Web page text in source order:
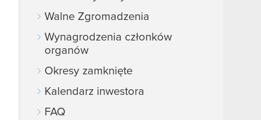
Walne Zgromadzenia
Wynagrodzenia członków
organów
Okresy zamknięte
Kalendarz inwestora
FAQ